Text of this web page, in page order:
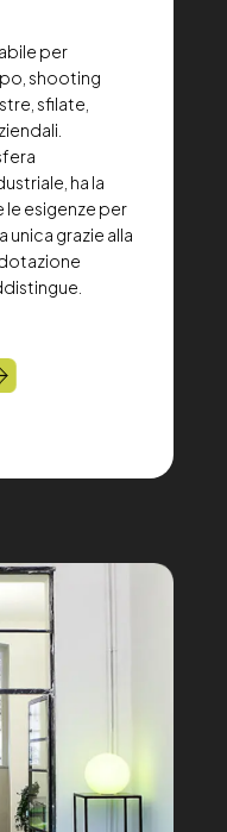
per
shooting
sfilate,
ha la
esigenze per
unica grazie alla